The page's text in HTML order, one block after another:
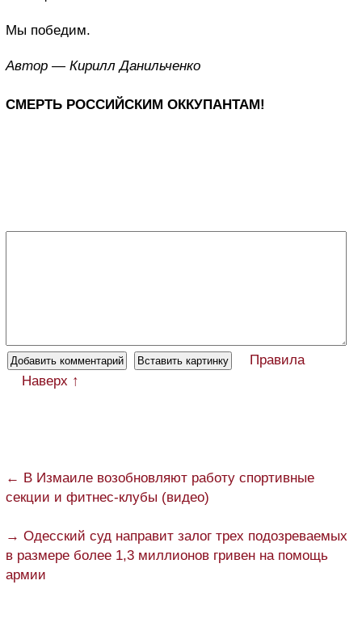
Мы победим.
Автор — Кирилл Данильченко
СМЕРТЬ РОССИЙСКИМ ОККУПАНТАМ!
Правила
Наверх ↑
← В Измаиле возобновляют работу спортивные
секции и фитнес-клубы (видео)
→ Одесский суд направит залог трех подозреваемых
в размере более 1,3 миллионов гривен на помощь
армии